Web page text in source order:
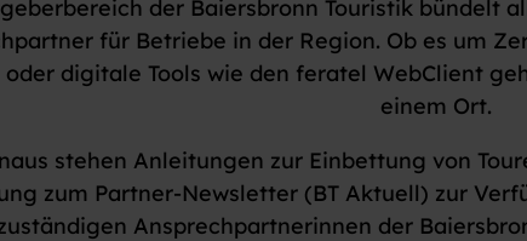
der Baiersbronn Touristik bündelt
für Betriebe in der Region. Ob es um
oder digitale Tools wie den feratel WebClient
einem Ort.
stehen Anleitungen zur Einbettung von
zum Partner-Newsletter (BT Aktuell) zur
Ansprechpartnerinnen der